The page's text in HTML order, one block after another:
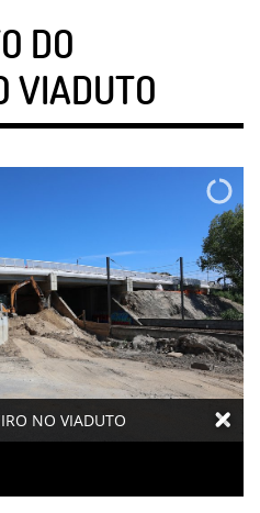
DO
VIADUTO
NO VIADUTO